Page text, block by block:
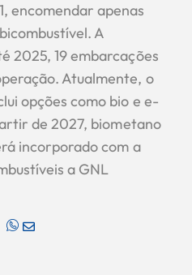
encomendar apenas
A
2025, 19 embarcações
Atualmente, o
opções como bio e e-
de 2027, biometano
incorporado com a
a GNL